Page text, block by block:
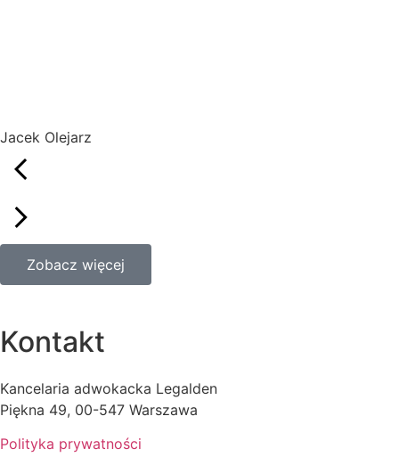
Jacek Olejarz
Zobacz więcej
Kontakt
Kancelaria adwokacka Legalden
Piękna 49, 00-547 Warszawa
Polityka prywatności